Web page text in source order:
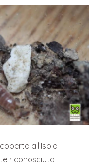
all’Isola
riconosciuta